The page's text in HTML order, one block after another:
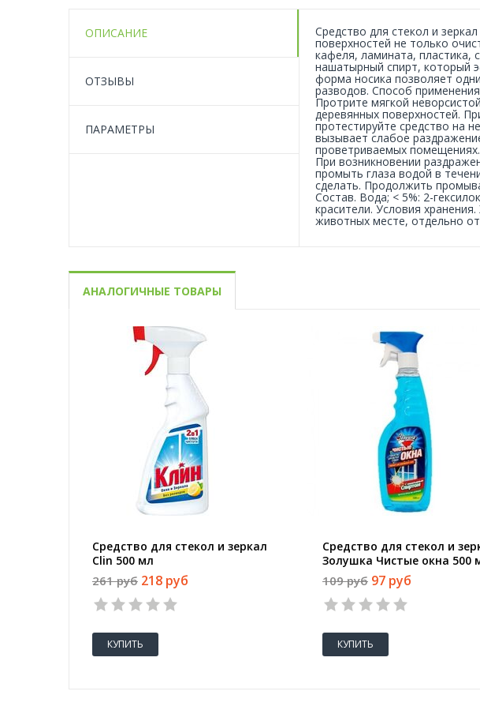
ОПИСАНИЕ
ОТЗЫВЫ
ПАРАМЕТРЫ
Средство для стекол и
поверхностей не только
кафеля, ламината, пластика,
нашатырный спирт, который
форма носика позволяет
разводов. Способ
Протрите мягкой
деревянных поверхностей.
протестируйте средство на
вызывает слабое
проветриваемых
При возникновении
промыть глаза водой в
сделать. Продолжить
Состав. Вода; < 5%: 2-
красители. Условия
животных месте, отдельно
АНАЛОГИЧНЫЕ ТОВАРЫ
Средство для стекол и зеркал
Clin 500 мл
261 руб 218 руб
КУПИТЬ
Средство для стекол и
Золушка Чистые окна 500
нашатырным спиртом)
109 руб 97 руб
КУПИТЬ